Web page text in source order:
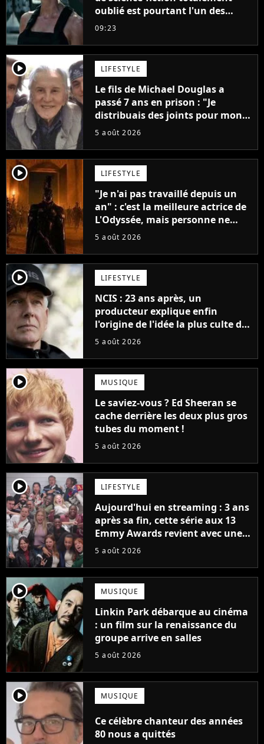
oublié est pourtant l'un des
meilleurs des années 2010
09:23
player2 LIFESTYLE
Le fils de Michael Douglas a
passé 7 ans en prison : "Je
distribuais des joints pour mon
père"
5 août 2026
player2 LIFESTYLE
"Je n'ai pas travaillé depuis un
an" : c'est la meilleure actrice de
L'Odyssée, mais personne ne
veut lui donner de rôle au
5 août 2026
player2 LIFESTYLE
NCIS : 23 ans après, un
producteur explique enfin
l'origine de l'idée la plus culte de
la série (et on ne parle pas du
5 août 2026
player2 MUSIQUE
Le saviez-vous ? Ed Sheeran se
cache derrière les deux plus gros
tubes du moment !
5 août 2026
player2 LIFESTYLE
Aujourd'hui en streaming : 3 ans
après sa fin, cette série aux 13
Emmy Awards revient avec une
suite... totalement différente
5 août 2026
player2 MUSIQUE
Linkin Park débarque au cinéma
: un film sur la renaissance du
groupe arrive en salles
5 août 2026
player2 MUSIQUE
Ce célèbre chanteur des années
80 nous a quittés